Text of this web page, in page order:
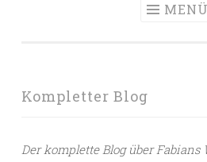
MENÜ
Kompletter Blog
Der komplette Blog über Fabians